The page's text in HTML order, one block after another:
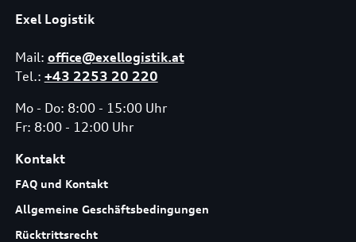
Exel Logistik
Mail: office@exellogistik.at
Tel.: +43 2253 20 220
Mo - Do: 8:00 - 15:00 Uhr
Fr: 8:00 - 12:00 Uhr
Kontakt
FAQ und Kontakt
Allgemeine Geschäftsbedingungen
Rücktrittsrecht